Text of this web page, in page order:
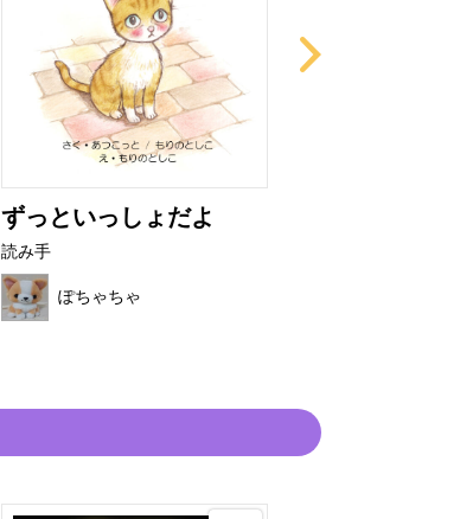
ずっといっしょだよ
読み手
ぽちゃちゃ